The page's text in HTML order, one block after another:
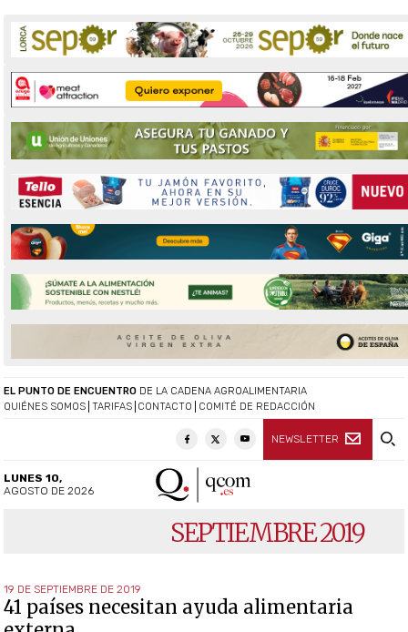
QUIÉNES SOMOS TARIFAS CONTACTO COMITÉ DE REDACCIÓN
NEWSLETTER
EL PUNTO DE ENCUENTRO DE LA CADENA AGROALIMENTARIA
LUNES 10,
AGOSTO DE 2026
SEPTIEMBRE 2019
19 DE SEPTIEMBRE DE 2019
41 países necesitan ayuda alimentaria